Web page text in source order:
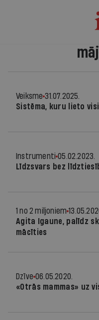
Veiksme 31.07.2025.
Sistēma, kuru lieto visi
Instrumenti 05.02.2023.
Līdzsvars bez
1 no 2 miljoniem
Agita Igaune, palīdz
mācīties
Dzīve 06.05.2020.
«Otrās mammas» uz